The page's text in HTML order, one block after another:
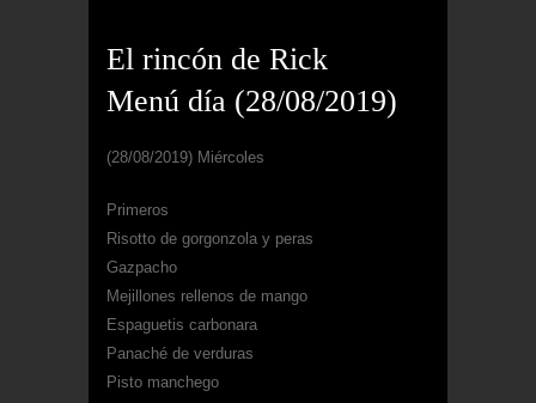
El rincón de Rick
Menú día (28/08/2019)
(28/08/2019) Miércoles
Primeros
Risotto de gorgonzola y peras
Gazpacho
Mejillones rellenos de mango
Espaguetis carbonara
Panaché de verduras
Pisto manchego